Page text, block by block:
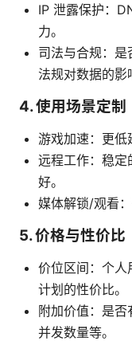
IP 泄露保护：
力。
司法与合规：
法规对数据的影
4. 使用场景定制
游戏加速：更低
远程工作：稳定
好。
媒体解锁/观看
5. 价格与性价比
价位区间：个人
计划的性价比。
附加价值：是
并发数量等。